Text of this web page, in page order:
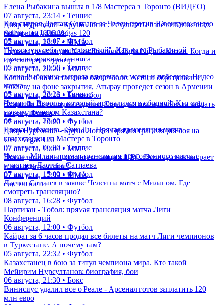
Елена Рыбакина вышла в 1/8 Мастерса в Торонто (ВИДЕО)
07 августа, 23:14 • Теннис
Дияр Нургожай - Бруно Лопес: Результаты взвешивания всех
бойцов на UFC Vegas 120
07 августа, 22:11 • ММА
Прямая трансляция Naiza Diamond Fight Night в Китае. Когда и
где смотреть турнир
07 августа, 20:26 • ММА
Коллапс в казахстанском баскетболе: Астана обратилась к
Токаеву на фоне закрытия, Атырау проведет сезон в Армении
07 августа, 20:16 • Баскетбол
Старт Ла Лиги через неделю. Еще одна попытка Реала забрать
титул у Флика
07 августа, 19:20 • Футбол
Дияр Нургожай - Бруно Лопес: Прямая трансляция боя на
UFC Vegas 120
07 августа, 19:04 • ММА
Последний шанс для казахстанца в UFC. Почему он выиграет
и что ждать от боя?
07 августа, 17:39 • ММА
еще новости
Как сыграл Дастан Сатпаев за Челси против Ювентуса: видео
матча, что дальше?
05 августа, 18:07 • Футбол
"Чувствую себя уничтоженной". Как матч Рыбакиной
изменил правила тенниса
05 августа, 19:56 • Теннис
Елена Рыбакина сыграла впервые за месяц и победила. Видео
матча
05 августа, 23:23 • Теннис
Чемпион Европы, который провалился в сборной. Кто стал
новым тренером Казахстана?
06 августа, 22:00 • Футбол
Елена Рыбакина - Энн Ли. Прямая трансляция матча
казахстанки на Мастерс в Торонто
07 августа, 06:30 • Теннис
Челси - Милан: прямая трансляция предсезонного матча с
участием Дастана Сатпаева
07 августа, 15:00 • Футбол
Дастан Сатпаев в заявке Челси на матч с Миланом. Где
смотреть трансляцию?
08 августа, 16:28 • Футбол
Партизан - Тобол: прямая трансляция матча Лиги
Конференций
06 августа, 12:00 • Футбол
Кайрат за 6 часов продал все билеты на матч Лиги чемпионов
в Туркестане. А почему там?
05 августа, 22:32 • Футбол
Казахстанец в бою за титул чемпиона мира. Кто такой
Мейирим Нурсултанов: биография, бои
06 августа, 21:30 • Бокс
Винисиус удалил все о Реале - Арсенал готов заплатить 120
млн евро